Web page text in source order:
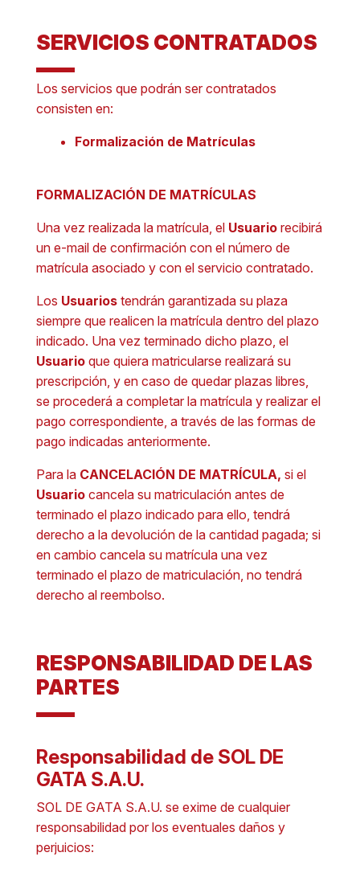
SERVICIOS CONTRATADOS
Los servicios que podrán ser contratados
consisten en:
Formalización de Matrículas
FORMALIZACIÓN DE MATRÍCULAS
Una vez realizada la matrícula, el Usuario recibirá
un e-mail de confirmación con el número de
matrícula asociado y con el servicio contratado.
Los Usuarios tendrán garantizada su plaza
siempre que realicen la matrícula dentro del plazo
indicado. Una vez terminado dicho plazo, el
Usuario que quiera matricularse realizará su
prescripción, y en caso de quedar plazas libres,
se procederá a completar la matrícula y realizar el
pago correspondiente, a través de las formas de
pago indicadas anteriormente.
Para la CANCELACIÓN DE MATRÍCULA, si el
Usuario cancela su matriculación antes de
terminado el plazo indicado para ello, tendrá
derecho a la devolución de la cantidad pagada; si
en cambio cancela su matrícula una vez
terminado el plazo de matriculación, no tendrá
derecho al reembolso.
RESPONSABILIDAD DE LAS
PARTES
Responsabilidad de SOL DE
GATA S.A.U.
SOL DE GATA S.A.U. se exime de cualquier
responsabilidad por los eventuales daños y
perjuicios: